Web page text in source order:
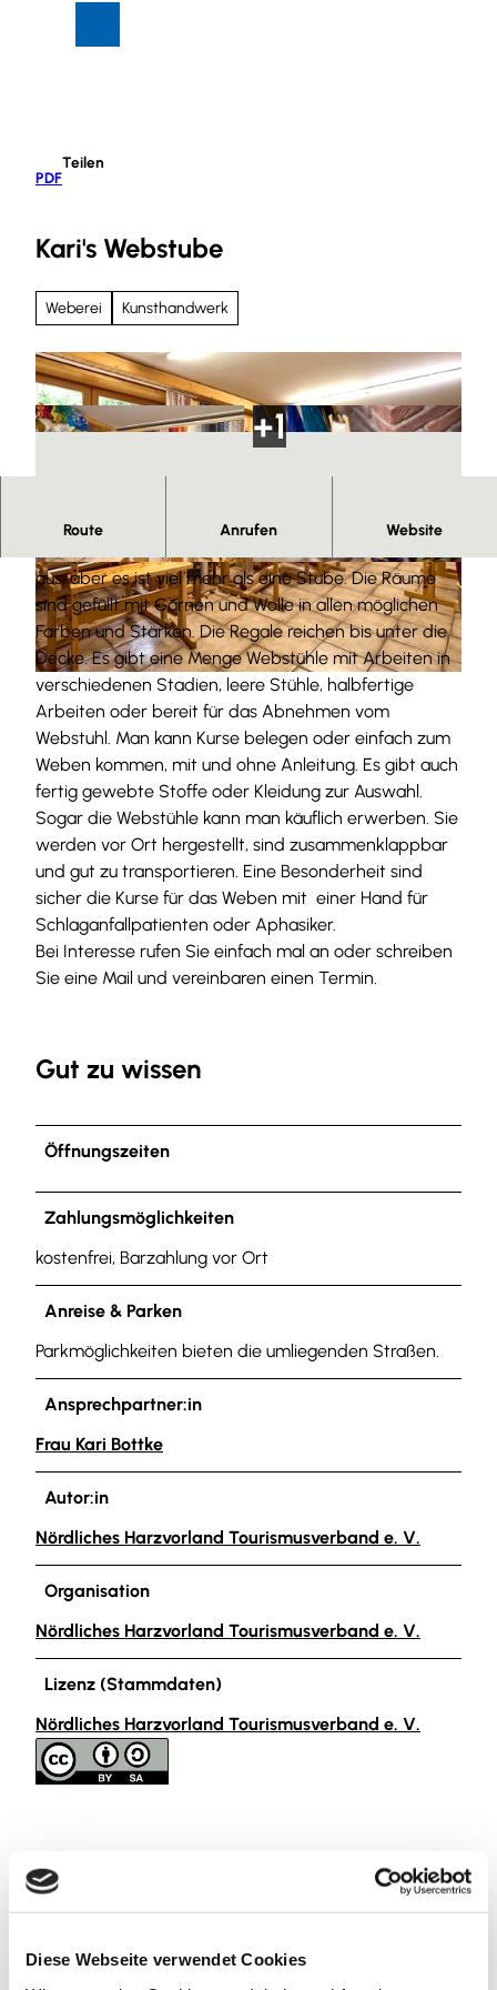
Diese Webseite verwendet Cookies
PDF
Teilen
Kari's Webstube
Weberei Kunsthandwerk
© Anna Meurer |CC-BY-SA
© Anna Meurer | CC-BY-SA © Anna Meurer |CC-BY-SA
Route Anrufen Website
Herzlich willkommen
aus, aber es ist viel mehr als eine Stube. Die Räume
sind gefüllt mit Garnen und Wolle in allen möglichen
Farben und Stärken. Die Regale reichen bis unter die
Decke. Es gibt eine Menge Webstühle mit Arbeiten in
verschiedenen Stadien, leere Stühle, halbfertige
Arbeiten oder bereit für das Abnehmen vom
Webstuhl. Man kann Kurse belegen oder einfach zum
Weben kommen, mit und ohne Anleitung. Es gibt auch
fertig gewebte Stoffe oder Kleidung zur Auswahl.
Sogar die Webstühle kann man käuflich erwerben. Sie
werden vor Ort hergestellt, sind zusammenklappbar
und gut zu transportieren. Eine Besonderheit sind
sicher die Kurse für das Weben mit einer Hand für
Schlaganfallpatienten oder Aphasiker.
Bei Interesse rufen Sie einfach mal an oder schreiben
Sie eine Mail und vereinbaren einen Termin.
Gut zu wissen
Öffnungszeiten
Zahlungsmöglichkeiten
kostenfrei, Barzahlung vor Ort
Anreise & Parken
Parkmöglichkeiten bieten die umliegenden Straßen.
Ansprechpartner:in
Frau Kari Bottke
Autor:in
Nördliches Harzvorland Tourismusverband e. V.
Organisation
Nördliches Harzvorland Tourismusverband e. V.
Lizenz (Stammdaten)
Nördliches Harzvorland Tourismusverband e. V.
In der Nähe Auf der Karte anschauen